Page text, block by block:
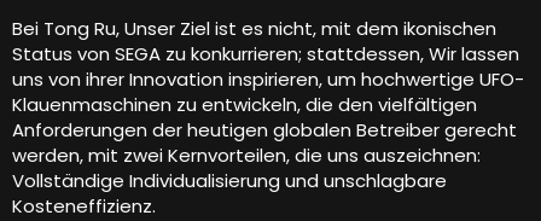
Bei Tong Ru, Unser Ziel ist es nicht, mit dem ikonischen
Status von SEGA zu konkurrieren; stattdessen, Wir lassen
uns von ihrer Innovation inspirieren, um hochwertige UFO-
Klauenmaschinen zu entwickeln, die den vielfältigen
Anforderungen der heutigen globalen Betreiber gerecht
werden, mit zwei Kernvorteilen, die uns auszeichnen:
Vollständige Individualisierung und unschlagbare
Kosteneffizienz.